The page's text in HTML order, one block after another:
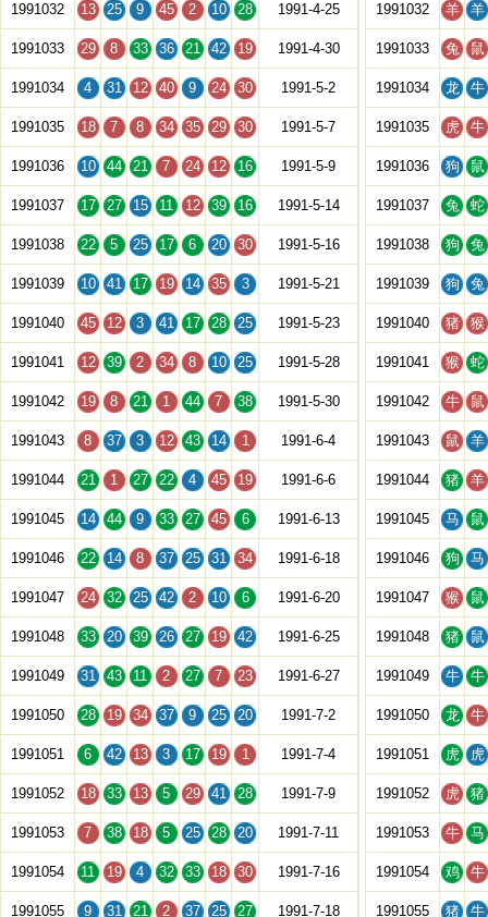
1991032 13 25 9 45 2 10 28 1991-4-25
1991033 29 8 33 36 21 42 19 1991-4-30
1991034 4 31 12 40 9 24 30 1991-5-2
1991035 18 7 8 34 35 29 30 1991-5-7
1991036 10 44 21 7 24 12 16 1991-5-9
1991037 17 27 15 11 12 39 16 1991-5-14
1991038 22 5 25 17 6 20 30 1991-5-16
1991039 10 41 17 19 14 35 3 1991-5-21
1991040 45 12 3 41 17 28 25 1991-5-23
1991041 12 39 2 34 8 10 25 1991-5-28
1991042 19 8 21 1 44 7 38 1991-5-30
1991043 8 37 3 12 43 14 1 1991-6-4
1991044 21 1 27 22 4 45 19 1991-6-6
1991045 14 44 9 33 27 45 6 1991-6-13
1991046 22 14 8 37 25 31 34 1991-6-18
1991047 24 32 25 42 2 10 6 1991-6-20
1991048 33 20 39 26 27 19 42 1991-6-25
1991049 31 43 11 2 27 7 23 1991-6-27
1991050 28 19 34 37 9 25 20 1991-7-2
1991051 6 42 13 3 17 19 1 1991-7-4
1991052 18 33 13 5 29 41 28 1991-7-9
1991053 7 38 18 5 25 28 20 1991-7-11
1991054 11 19 4 32 33 18 30 1991-7-16
1991055 9 31 21 2 37 25 27 1991-7-18
1991032 羊 羊
1991033 兔 鼠
1991034 龙 牛
1991035 虎 牛
1991036 狗 鼠
1991037 兔 蛇
1991038 狗 兔
1991039 狗 兔
1991040 猪 猴
1991041 猴 蛇
1991042 牛 鼠
1991043 鼠 羊
1991044 猪 羊
1991045 马 鼠
1991046 狗 马
1991047 猴 鼠
1991048 猪 鼠
1991049 牛 牛
1991050 龙 牛
1991051 虎 虎
1991052 虎 猪
1991053 牛 马
1991054 鸡 牛
1991055 猪 牛